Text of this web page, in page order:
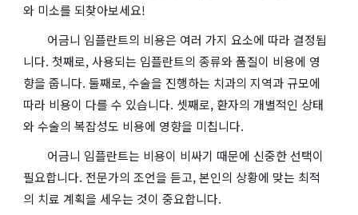
와 미소를 되찾아보세요!
어금니 임플란트의 비용은 여러 가지 요소에 따라 결정됩
니다. 첫째로, 사용되는 임플란트의 종류와 품질이 비용에 영
향을 줍니다. 둘째로, 수술을 진행하는 치과의 지역과 규모에
따라 비용이 다를 수 있습니다. 셋째로, 환자의 개별적인 상태
와 수술의 복잡성도 비용에 영향을 미칩니다.
어금니 임플란트는 비용이 비싸기 때문에 신중한 선택이
필요합니다. 전문가의 조언을 듣고, 본인의 상황에 맞는 최적
의 치료 계획을 세우는 것이 중요합니다.